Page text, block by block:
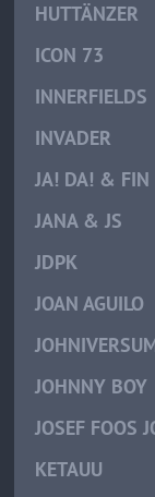
HUTTÄNZER
ICON 73
INNERFIELDS
INVADER
JA! DA! & FIN
JANA & JS
JDPK
JOAN AGUILO
JOHNNY BOY
JOSEF FOOS
KETAUU